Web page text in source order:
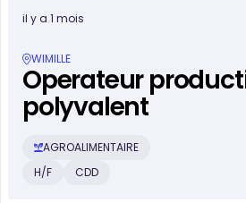
il y a 1 mois
WIMILLE
Operateur
polyvalent
AGROALIMENTAIRE
H/F
CDD